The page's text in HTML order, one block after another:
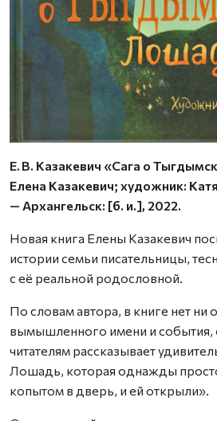
Е. В. Казакевич «Сага о
Елена Казакевич; художник:
— Архангельск: [б. и.], 2022.
Новая книга Елены Казакевич
истории семьи писательницы,
с её реальной родословной.
По словам автора, в книге нет ни
вымышленного имени и события,
читателям рассказывает
Лошадь, которая однажды
копытом в дверь, и ей открыли».